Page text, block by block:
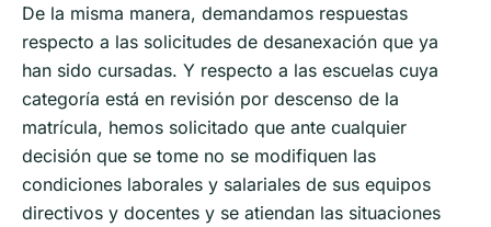
De la misma manera, demandamos respuestas
respecto a las solicitudes de desanexación que ya
han sido cursadas. Y respecto a las escuelas cuya
categoría está en revisión por descenso de la
matrícula, hemos solicitado que ante cualquier
decisión que se tome no se modifiquen las
condiciones laborales y salariales de sus equipos
directivos y docentes y se atiendan las situaciones